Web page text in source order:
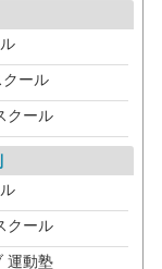
ール
クール
クール
運動塾